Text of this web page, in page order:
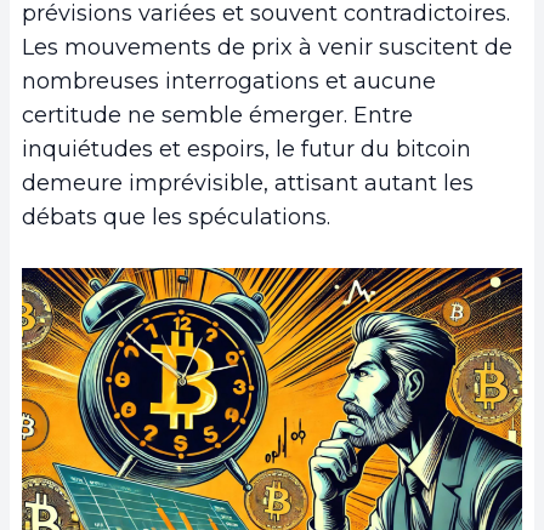
prévisions variées et souvent contradictoires.
Les mouvements de prix à venir suscitent de
nombreuses interrogations et aucune
certitude ne semble émerger. Entre
inquiétudes et espoirs, le futur du bitcoin
demeure imprévisible, attisant autant les
débats que les spéculations.